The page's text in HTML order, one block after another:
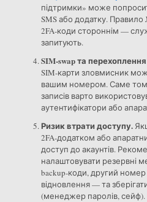
підтримки» може
SMS або додатку.
2FA-коди стороннім —
запитують.
SIM-swap та перехоплення
SIM-карти зловмисник
вашим номером. Саме
записів варто
аутентифікатори або
Ризик втрати доступу.
2FA-додатком або
доступ до акаунтів.
налаштовувати резервні
backup-коди, другий
відновлення — та
(менеджер паролів, сейф).